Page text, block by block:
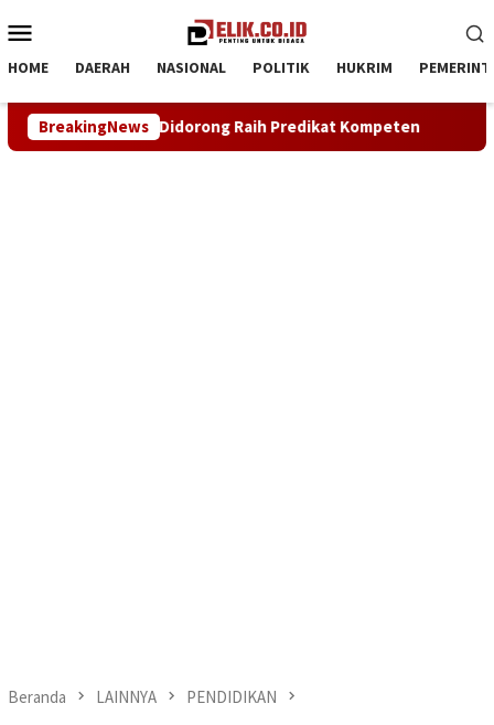
ke
Mobile
HOME DAERAH NASIONAL POLITIK HUKRIM
BreakingNews
Kompeten Sinergi ASOKA Bersama KADIN
Beranda LAINNYA PENDIDIKAN